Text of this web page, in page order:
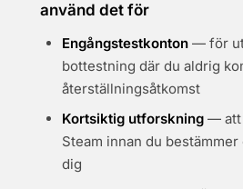
använd det för
Engångstestkonton — för
bottestning där du aldrig
återställningsåtkomst
Kortsiktig utforskning — att
Steam innan du
dig